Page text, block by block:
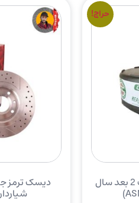
حراج!
دیسک ترمز جلو پژو 206 تیپ 2 بعد سال دیسک ترمز